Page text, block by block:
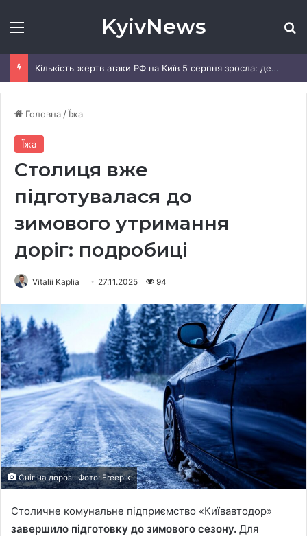
Меню KyivNews
Кількість жертв атаки РФ на Київ 5 серпня зросла: деталі
Головна /Їжа
Їжа
Столиця вже
підготувалася до
зимового утримання
доріг: подробиці
Vitalii Kaplia 27.11.2025 94
Сніг на дорозі. Фото: Freepik
Столичне комунальне підприємство «Київавтодор»
завершило підготовку до зимового сезону. Для